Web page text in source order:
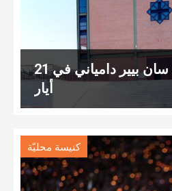
البابا يزور رعية سان بيير دامياني في 21
أيار
كنيسة محليّة